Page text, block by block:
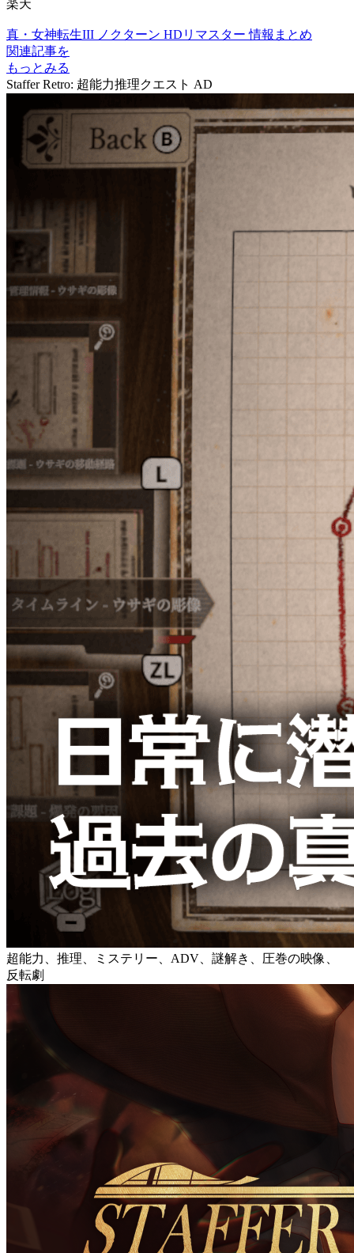
楽天
真・女神転生III ノクターン HDリマスター 情報まとめ
関連記事を
もっとみる
Staffer Retro: 超能力推理クエスト AD
超能力、推理、ミステリー、ADV、謎解き、圧巻の映像、
反転劇